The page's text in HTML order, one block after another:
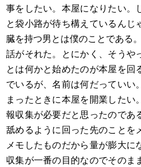
事をしたい。本屋になりたい。
と袋小路が待ち構えているん
臓を持つ男とは僕のことである。
話がそれた。とにかく、そうや
とは何かと始めたのが本屋を
でいるが、名前は何だってい
まったときに本屋を開業した
報収集が必要だと思ったのであ
舐めるように回った先のことを
メモしたものだから量が膨大
収集が一番の目的なのでその